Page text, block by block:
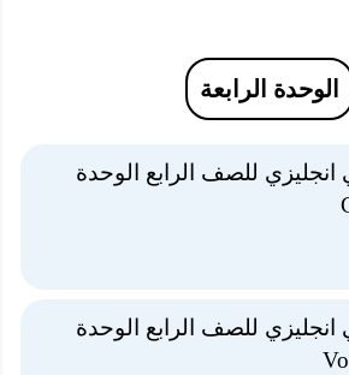
الوحدة الرابعة
انجليزي للصف الرابع الوحدة
انجليزي للصف الرابع الوحدة